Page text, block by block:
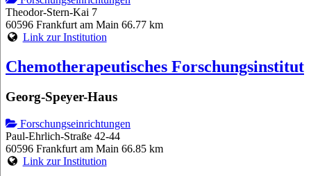
Theodor-Stern-Kai 7
60596 Frankfurt am Main 66.77 km
Link zur Institution
Chemotherapeutisches Forschungsinstitut
Georg-Speyer-Haus
Forschungseinrichtungen
Paul-Ehrlich-Straße 42-44
60596 Frankfurt am Main 66.85 km
Link zur Institution